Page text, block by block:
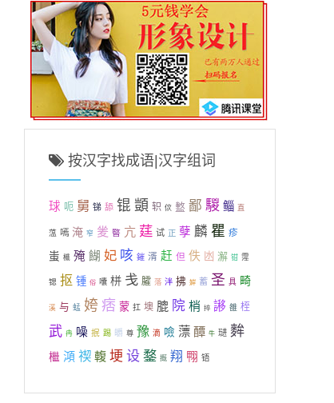
按汉字找成语|汉字组词
球 呃 舅 锑 舔 锟 顗 轵 佽 盭 鄙 騣 鲻 直
蕰 嘕 淹 窄 夎 暋 亢 莛 试 正 孽 麟 瞿 疹
蚩 櫼 殗 餬 妃 咳 鏙 湑 赶 但 佚 凼 澥 钳 霪
锶 抠 锺 俗 囔 栟 戋 臛 落 泮 拂 婩 蓄 圣 具 畸
溪 与 蜢 姱 痞 蒙 扛 墺 膍 院 梢 捽 謻 雒 桎
武 冉 噪 抿 踢 皭 尊 豫 滴 噞 薸 醰 牛 琎 麰
檵 澒 禊 輹 埂 设 鍪 摡 翔 翈 铻